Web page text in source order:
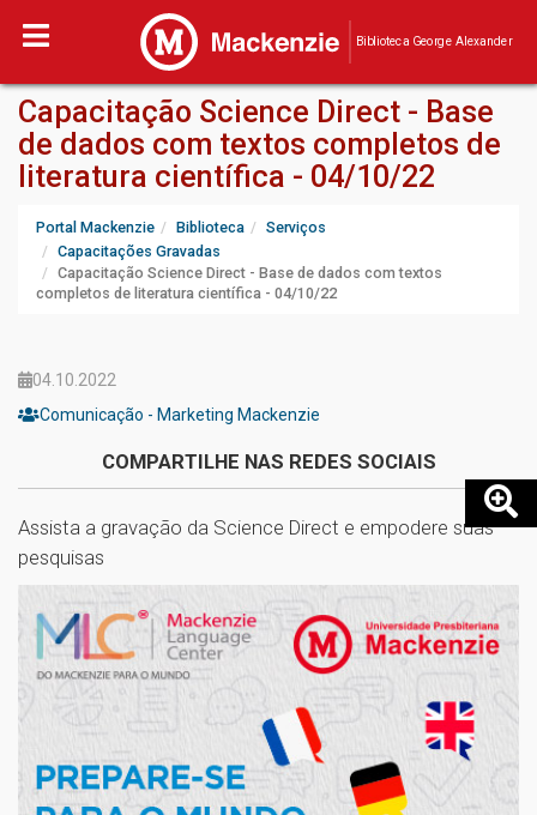
Biblioteca George Alexander
Capacitação Science Direct - Base
de dados com textos completos de
literatura científica - 04/10/22
Portal Mackenzie Biblioteca
Serviços
Capacitações Gravadas
Capacitação Science Direct - Base de dados com textos
completos de literatura científica - 04/10/22
04.10.2022
Comunicação - Marketing Mackenzie
COMPARTILHE NAS REDES SOCIAIS
Assista a gravação da Science Direct e empodere suas
pesquisas